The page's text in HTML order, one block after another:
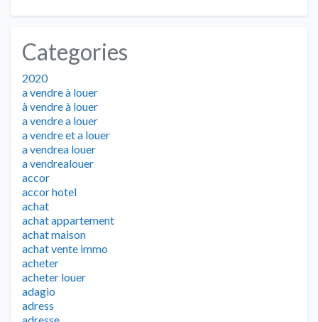
Categories
2020
a vendre à louer
à vendre à louer
a vendre a louer
a vendre et a louer
a vendrea louer
a vendrealouer
accor
accor hotel
achat
achat appartement
achat maison
achat vente immo
acheter
acheter louer
adagio
adress